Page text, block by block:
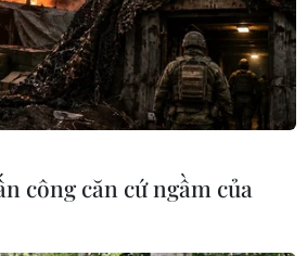
trang mang các nhãn hiệu nổi
mạo nhãn hiệu đã được bảo hộ
công căn cứ ngầm của